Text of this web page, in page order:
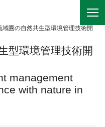
域圏の自然共生型環境管理技術開
型環境管理技術開
management
with nature in